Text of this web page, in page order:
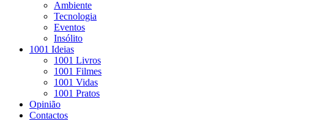
Ambiente
Tecnologia
Eventos
Insólito
1001 Ideias
1001 Livros
1001 Filmes
1001 Vidas
1001 Pratos
Opinião
Contactos